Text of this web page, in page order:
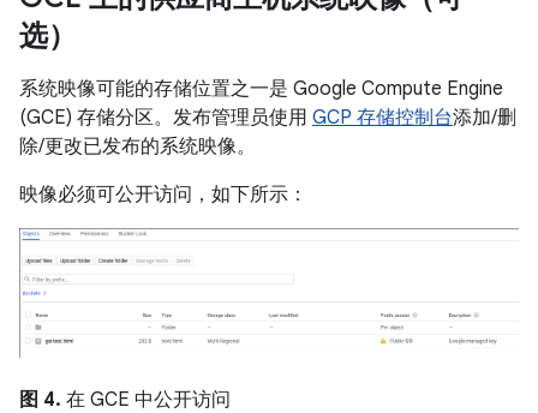
选）
系统映像可能的存储位置之一是 Google Compute Engine
(GCE) 存储分区。发布管理员使用 GCP 存储控制台添加/删
除/更改已发布的系统映像。
映像必须可公开访问，如下所示：
图 4. 在 GCE 中公开访问